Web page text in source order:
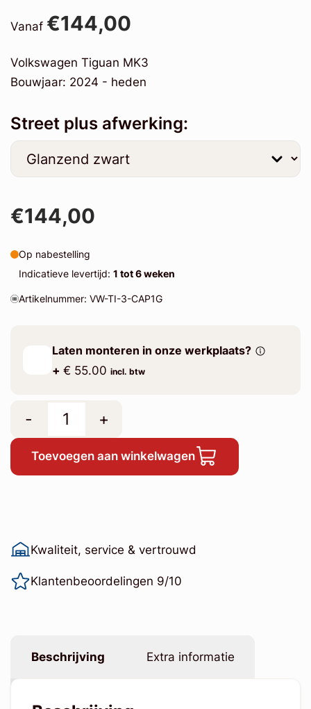
Vanaf €144,00
Volkswagen Tiguan MK3
Bouwjaar: 2024 - heden
Street plus afwerking:
€144,00
Op nabestelling
Indicatieve levertijd: 1 tot 6 weken
Artikelnummer: VW-TI-3-CAP1G
Laten monteren in onze werkplaats?
+ € 55.00 incl. btw
- +
Toevoegen aan winkelwagen
Kwaliteit, service & vertrouwd
Klantenbeoordelingen 9/10
Beschrijving Extra informatie